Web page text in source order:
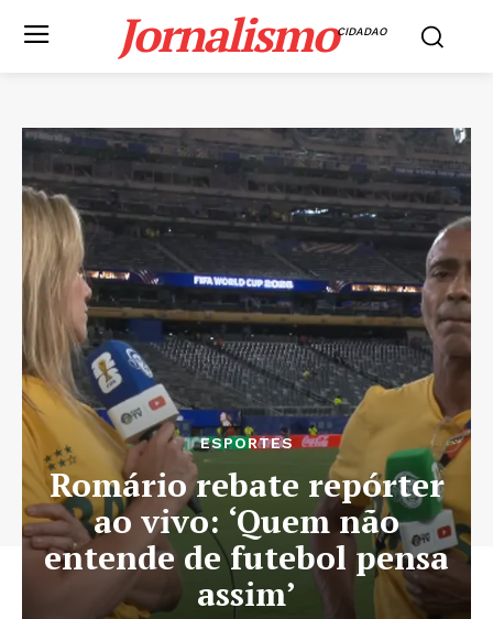
JornalismoCIDADAO
ESPORTES
Romário rebate repórter
ao vivo: ‘Quem não
entende de futebol pensa
assim’